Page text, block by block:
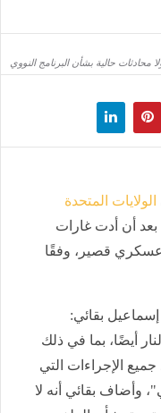
حالية بشأن البرنامج النووي
الولايات المتحدة
بعد أن أدت غارات
عسكري قصير، وفقًا
بقائي:
أيضًا، بما في ذلك
الإجراءات التي
وأضاف بقائي أنه لا